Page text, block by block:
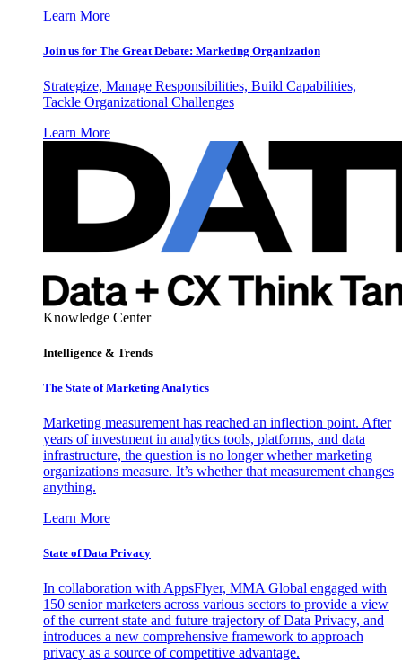
Learn More
Join us for The Great Debate: Marketing Organization
Strategize, Manage Responsibilities, Build Capabilities,
Tackle Organizational Challenges
Learn More
Knowledge Center
Intelligence & Trends
The State of Marketing Analytics
Marketing measurement has reached an inflection point. After
years of investment in analytics tools, platforms, and data
infrastructure, the question is no longer whether marketing
organizations measure. It’s whether that measurement changes
anything.
Learn More
State of Data Privacy
In collaboration with AppsFlyer, MMA Global engaged with
150 senior marketers across various sectors to provide a view
of the current state and future trajectory of Data Privacy, and
introduces a new comprehensive framework to approach
privacy as a source of competitive advantage.